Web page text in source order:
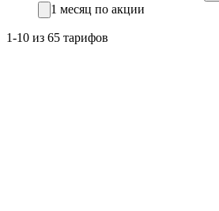
1 месяц по акции
1-10 из 65 тарифов